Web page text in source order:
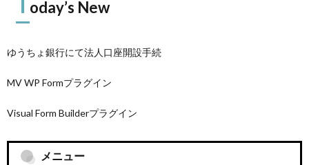
oday’s New
ゆうちょ銀行にて法人口座開設手続
MV WP Formプラグイン
Visual Form Builderプラグイン
メニュー